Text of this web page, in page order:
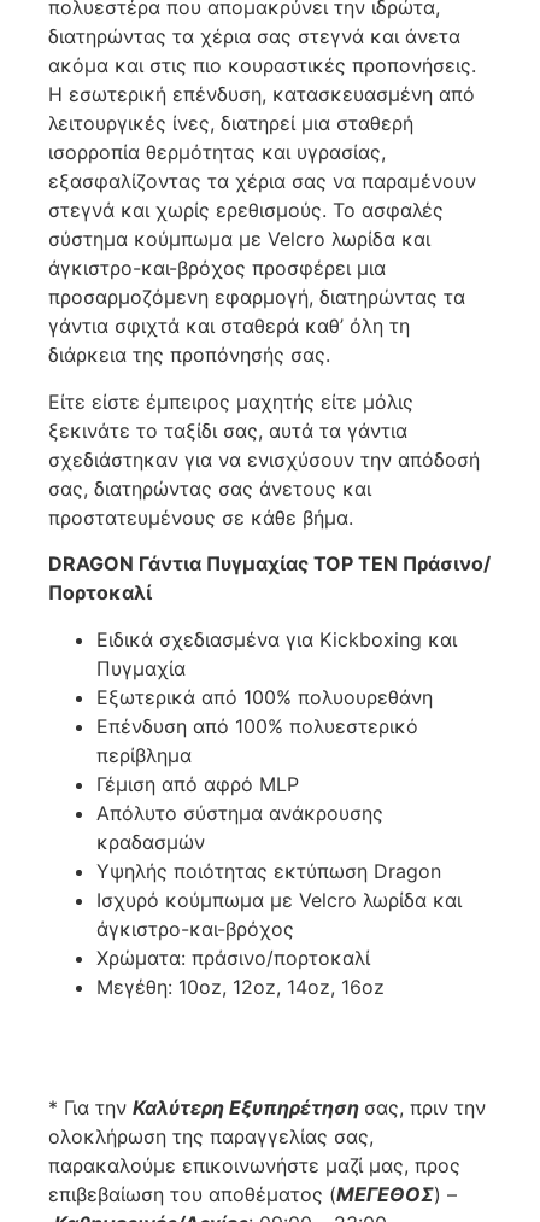
πολυεστέρα που απομακρύνει την ιδρώτα,
διατηρώντας τα χέρια σας στεγνά και άνετα
ακόμα και στις πιο κουραστικές προπονήσεις.
Η εσωτερική επένδυση, κατασκευασμένη από
λειτουργικές ίνες, διατηρεί μια σταθερή
ισορροπία θερμότητας και υγρασίας,
εξασφαλίζοντας τα χέρια σας να παραμένουν
στεγνά και χωρίς ερεθισμούς. Το ασφαλές
σύστημα κούμπωμα με Velcro λωρίδα και
άγκιστρο-και-βρόχος προσφέρει μια
προσαρμοζόμενη εφαρμογή, διατηρώντας τα
γάντια σφιχτά και σταθερά καθ’ όλη τη
διάρκεια της προπόνησής σας.
Είτε είστε έμπειρος μαχητής είτε μόλις
ξεκινάτε το ταξίδι σας, αυτά τα γάντια
σχεδιάστηκαν για να ενισχύσουν την απόδοσή
σας, διατηρώντας σας άνετους και
προστατευμένους σε κάθε βήμα.
DRAGON Γάντια Πυγμαχίας TOP TEN Πράσινο/
Πορτοκαλί
Ειδικά σχεδιασμένα για Kickboxing και
Πυγμαχία
Εξωτερικά από 100% πολυουρεθάνη
Επένδυση από 100% πολυεστερικό
περίβλημα
Γέμιση από αφρό MLP
Απόλυτο σύστημα ανάκρουσης
κραδασμών
Υψηλής ποιότητας εκτύπωση Dragon
Ισχυρό κούμπωμα με Velcro λωρίδα και
άγκιστρο-και-βρόχος
Χρώματα: πράσινο/πορτοκαλί
Μεγέθη: 10oz, 12oz, 14oz, 16oz
* Για την Καλύτερη Εξυπηρέτηση σας, πριν την
ολοκλήρωση της παραγγελίας σας,
παρακαλούμε επικοινωνήστε μαζί μας, προς
επιβεβαίωση του αποθέματος (ΜΕΓΕΘΟΣ) –